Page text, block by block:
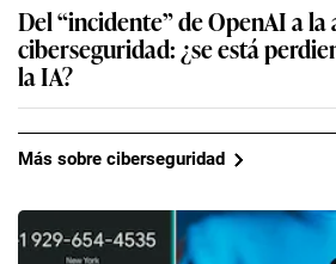
Del “incidente” de OpenAI a la
ciberseguridad: ¿se está
la IA?
Más sobre ciberseguridad